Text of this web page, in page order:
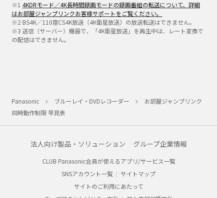
※1 4KDRモード／4K長時間録画モードの録画番組の転送について、詳細
はお部屋ジャンプリンクお客様サポートをご覧ください。
※2 BS4K／110度CS4K放送（4K衛星放送）の放送転送はできません。
※3 送信（サーバー）機器で、「4K衛星放送」を再生中は、レート変換で
の配信はできません。
Panasonic ブルーレイ・DVDレコーダー
お部屋ジャンプリンク
同時動作制限 早見表
法人向け製品・ソリューション グループ企業情報
CLUB Panasonic会員が使えるアプリ/サービス一覧
SNSアカウント一覧
サイトマップ
サイトのご利用にあたって